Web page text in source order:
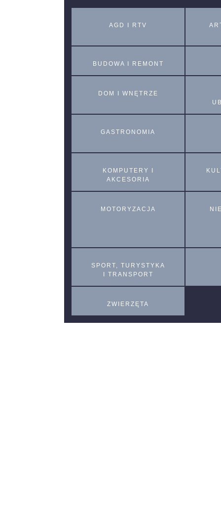
AGD I RTV
BUDOWA I REMONT
DOM I WNĘTRZE
GASTRONOMIA
KOMPUTERY I
AKCESORIA
MOTORYZACJA
SPORT, TURYSTYKA
I TRANSPORT
ZWIERZĘTA